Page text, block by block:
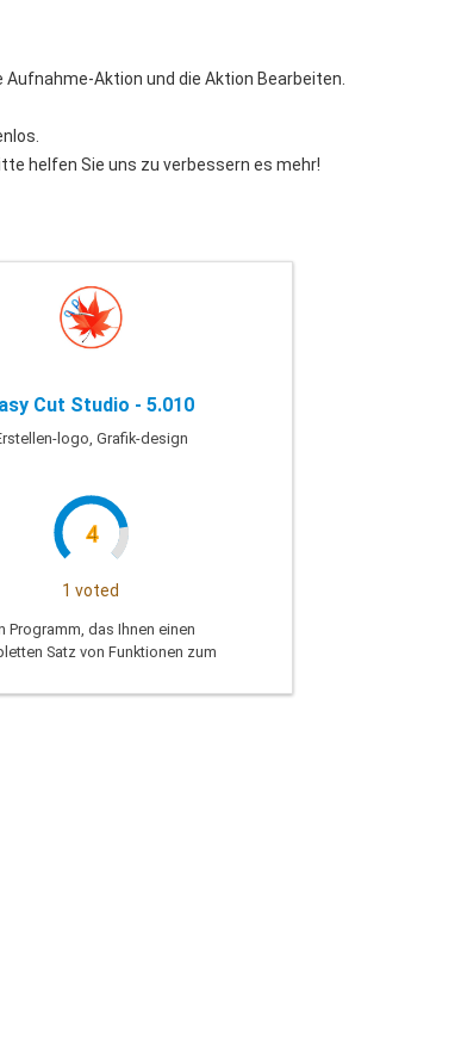
Aktion und die Aktion Bearbeiten.
helfen Sie uns zu verbessern es mehr!
Cut Studio - 5.010
logo, Grafik-design
4
1 voted
Programm, das Ihnen einen
Satz von Funktionen zum
die professionelle Grafiken